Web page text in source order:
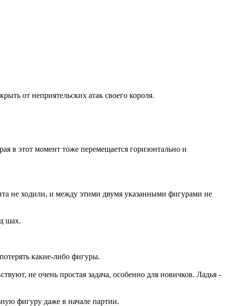
от неприятельских атак своего короля.
в этот момент тоже перемещается горизонтально и
не ходили, и между этими двумя указанными фигурами не
шах.
какие-либо фигуры.
не очень простая задача, особенно для новичков. Ладья -
фигуру даже в начале партии.